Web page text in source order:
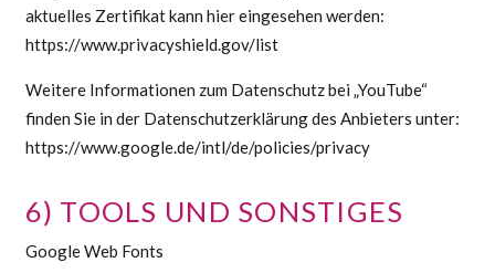
aktuelles Zertifikat kann hier eingesehen werden:
https://www.privacyshield.gov/list
Weitere Informationen zum Datenschutz bei „YouTube“
finden Sie in der Datenschutzerklärung des Anbieters unter:
https://www.google.de/intl/de/policies/privacy
6) TOOLS UND SONSTIGES
Google Web Fonts